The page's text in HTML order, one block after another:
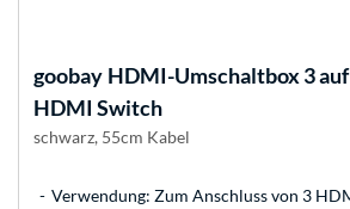
goobay HDMI-Umschaltbox 3 auf
HDMI Switch
schwarz, 55cm Kabel
Verwendung: Zum Anschluss von 3